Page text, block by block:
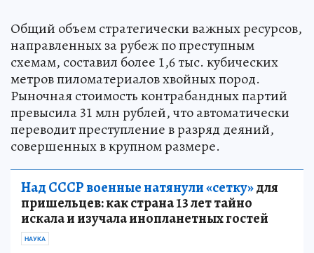
Общий объем стратегически важных ресурсов,
направленных за рубеж по преступным
схемам, составил более 1,6 тыс. кубических
метров пиломатериалов хвойных пород.
Рыночная стоимость контрабандных партий
превысила 31 млн рублей, что автоматически
переводит преступление в разряд деяний,
совершенных в крупном размере.
Над СССР военные натянули «сетку»для
пришельцев: как страна 13 лет тайно
искала и изучала инопланетных гостей
НАУКА